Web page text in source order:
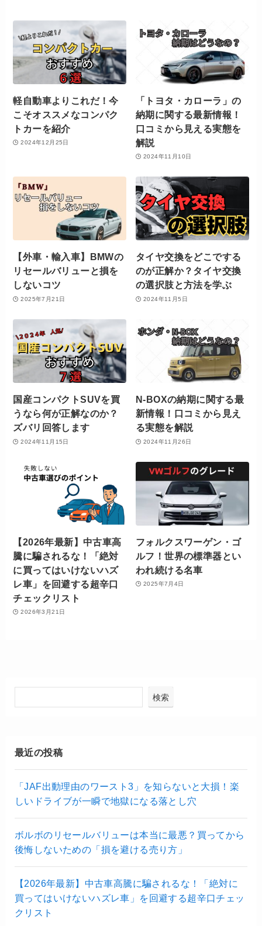
軽自動車よりこれだ！今
こそオススメなコンパク
トカーを紹介
2024年12月25日
「トヨタ・カローラ」の
納期に関する最新情報！
口コミから見える実態を
解説
2024年11月10日
【外車・輸入車】BMWの
リセールバリューと損を
しないコツ
2025年7月21日
タイヤ交換をどこでする
のが正解か？タイヤ交換
の選択肢と方法を学ぶ
2024年11月5日
国産コンパクトSUVを買
うなら何が正解なのか？
ズバリ回答します
2024年11月15日
N-BOXの納期に関する最
新情報！口コミから見え
る実態を解説
2024年11月26日
【2026年最新】中古車高
騰に騙されるな！「絶対
に買ってはいけないハズ
レ車」を回避する超辛口
チェックリスト
2026年3月21日
フォルクスワーゲン・ゴ
ルフ！世界の標準器とい
われ続ける名車
2025年7月4日
検索
最近の投稿
「JAF出動理由のワースト3」を知らないと大損！楽
しいドライブが一瞬で地獄になる落とし穴
ボルボのリセールバリューは本当に最悪？買ってから
後悔しないための「損を避ける売り方」
【2026年最新】中古車高騰に騙されるな！「絶対に
買ってはいけないハズレ車」を回避する超辛口チェッ
クリスト